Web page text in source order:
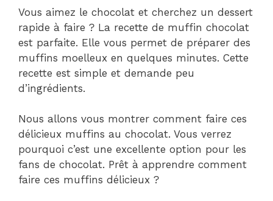
Vous aimez le chocolat et cherchez un dessert
rapide à faire ? La recette de muffin chocolat
est parfaite. Elle vous permet de préparer des
muffins moelleux en quelques minutes. Cette
recette est simple et demande peu
d’ingrédients.
Nous allons vous montrer comment faire ces
délicieux muffins au chocolat. Vous verrez
pourquoi c’est une excellente option pour les
fans de chocolat. Prêt à apprendre comment
faire ces muffins délicieux ?